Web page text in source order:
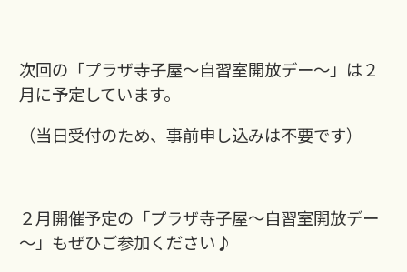
次回の「プラザ寺子屋～自習室開放デー～」は２
月に予定しています。
（当日受付のため、事前申し込みは不要です）
２月開催予定の「プラザ寺子屋～自習室開放デー
～」もぜひご参加ください♪